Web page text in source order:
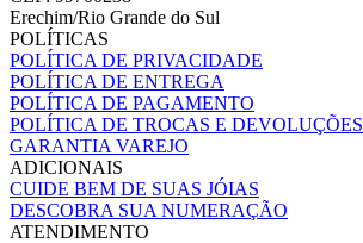
Erechim/Rio Grande do Sul
POLÍTICAS
POLÍTICA DE PRIVACIDADE
POLÍTICA DE ENTREGA
POLÍTICA DE PAGAMENTO
POLÍTICA DE TROCAS E DEVOLUÇÕES
GARANTIA VAREJO
ADICIONAIS
CUIDE BEM DE SUAS JÓIAS
DESCOBRA SUA NUMERAÇÃO
ATENDIMENTO